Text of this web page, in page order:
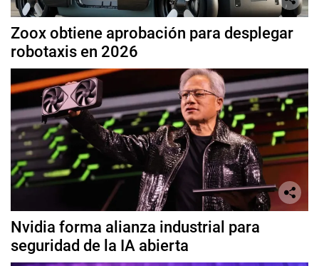
Zoox obtiene aprobación para desplegar
robotaxis en 2026
Nvidia forma alianza industrial para
seguridad de la IA abierta